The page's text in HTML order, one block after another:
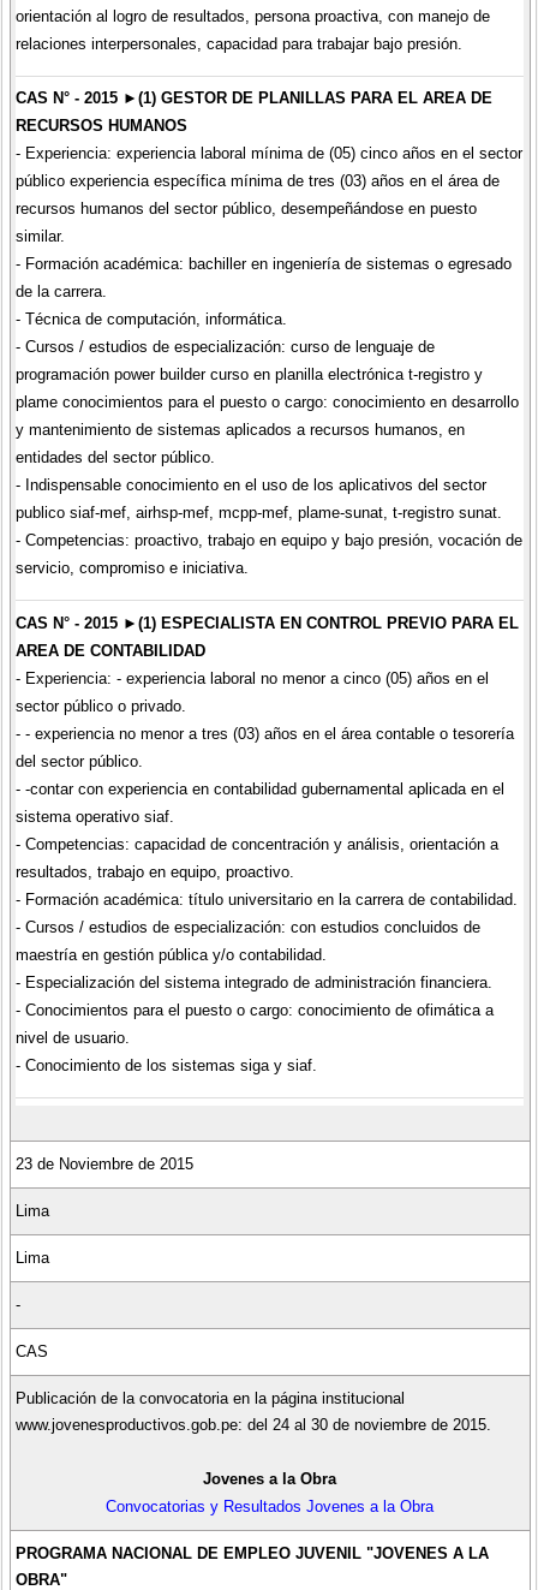
orientación al logro de resultados, persona proactiva, con manejo de
relaciones interpersonales, capacidad para trabajar bajo presión.
CAS N° - 2015 ►(1) GESTOR DE PLANILLAS PARA EL AREA DE
RECURSOS HUMANOS
- Experiencia: experiencia laboral mínima de (05) cinco años en el sector
público experiencia específica mínima de tres (03) años en el área de
recursos humanos del sector público, desempeñándose en puesto
similar.
- Formación académica: bachiller en ingeniería de sistemas o egresado
de la carrera.
- Técnica de computación, informática.
- Cursos / estudios de especialización: curso de lenguaje de
programación power builder curso en planilla electrónica t-registro y
plame conocimientos para el puesto o cargo: conocimiento en desarrollo
y mantenimiento de sistemas aplicados a recursos humanos, en
entidades del sector público.
- Indispensable conocimiento en el uso de los aplicativos del sector
publico siaf-mef, airhsp-mef, mcpp-mef, plame-sunat, t-registro sunat.
- Competencias: proactivo, trabajo en equipo y bajo presión, vocación de
servicio, compromiso e iniciativa.
CAS N° - 2015 ►(1) ESPECIALISTA EN CONTROL PREVIO PARA EL
AREA DE CONTABILIDAD
- Experiencia: - experiencia laboral no menor a cinco (05) años en el
sector público o privado.
- - experiencia no menor a tres (03) años en el área contable o tesorería
del sector público.
- -contar con experiencia en contabilidad gubernamental aplicada en el
sistema operativo siaf.
- Competencias: capacidad de concentración y análisis, orientación a
resultados, trabajo en equipo, proactivo.
- Formación académica: título universitario en la carrera de contabilidad.
- Cursos / estudios de especialización: con estudios concluidos de
maestría en gestión pública y/o contabilidad.
- Especialización del sistema integrado de administración financiera.
- Conocimientos para el puesto o cargo: conocimiento de ofimática a
nivel de usuario.
- Conocimiento de los sistemas siga y siaf.
23 de Noviembre de 2015
Lima
Lima
-
CAS
Publicación de la convocatoria en la página institucional
www.jovenesproductivos.gob.pe: del 24 al 30 de noviembre de 2015.
Jovenes a la Obra
Convocatorias y Resultados Jovenes a la Obra
PROGRAMA NACIONAL DE EMPLEO JUVENIL "JOVENES A LA
OBRA"